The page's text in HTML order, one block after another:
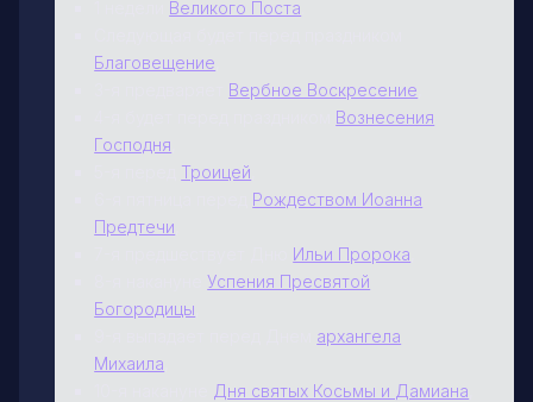
Великого Поста
Благовещение
Вербное Воскресение
Вознесения
Господня
Троицей
Рождеством Иоанна
Предтечи
Ильи Пророка
8-я наканунеУспения Пресвятой
Богородицы
архангела
Михаила
Дня святых Косьмы и Дамиана